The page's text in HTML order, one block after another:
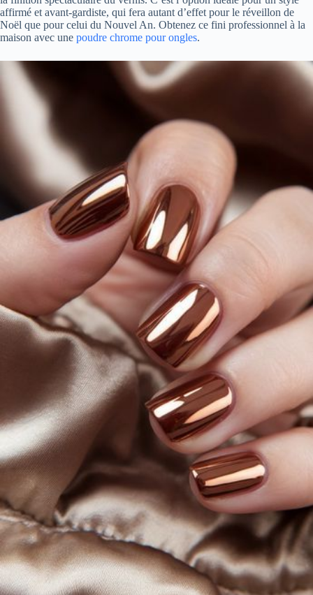
affirmé et avant-gardiste, qui fera autant d’effet pour le réveillon de
Noël que pour celui du Nouvel An. Obtenez ce fini professionnel à la
maison avec une poudre chrome pour ongles.